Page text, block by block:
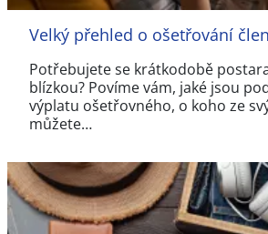
Velký přehled o ošetřování
Potřebujete se krátkodobě
blízkou? Povíme vám, jaké jsou
výplatu ošetřovného, o koho ze
můžete…